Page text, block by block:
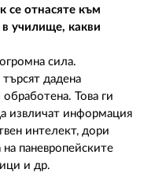
се отнасяте към
училище, какви
сила.
дадена
Това ги
извличат информация
интелект, дори
на паневропейските
и др.